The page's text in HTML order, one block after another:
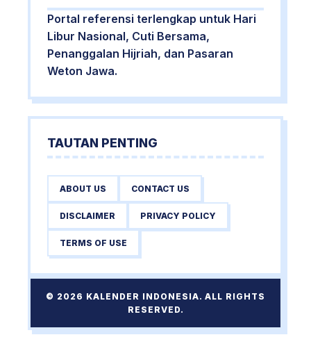
Portal referensi terlengkap untuk Hari
Libur Nasional, Cuti Bersama,
Penanggalan Hijriah, dan Pasaran
Weton Jawa.
TAUTAN PENTING
ABOUT US CONTACT US
DISCLAIMER PRIVACY POLICY
TERMS OF USE
© 2026 KALENDER INDONESIA. ALL RIGHTS
RESERVED.